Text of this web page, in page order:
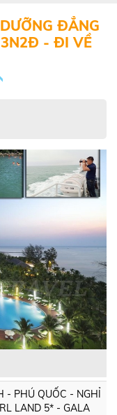
ĐẲNG
3N2Đ - ĐI VỀ
- PHÚ QUỐC - NGHỈ
LAND 5* - GALA